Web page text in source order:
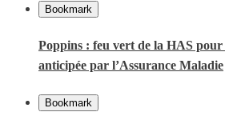
Bookmark
Poppins : feu vert de la HAS pour
anticipée par l’Assurance Maladie
Bookmark